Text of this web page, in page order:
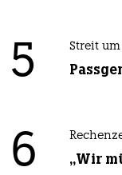
5 Streit
6 „Wir